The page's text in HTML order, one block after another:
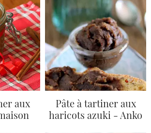
aux
Pâte à tartiner aux
haricots azuki - Anko